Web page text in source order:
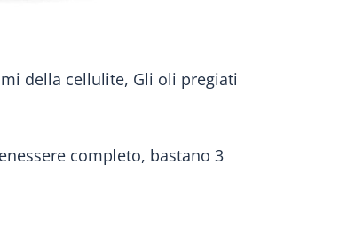
della cellulite, Gli oli pregiati
completo, bastano 3